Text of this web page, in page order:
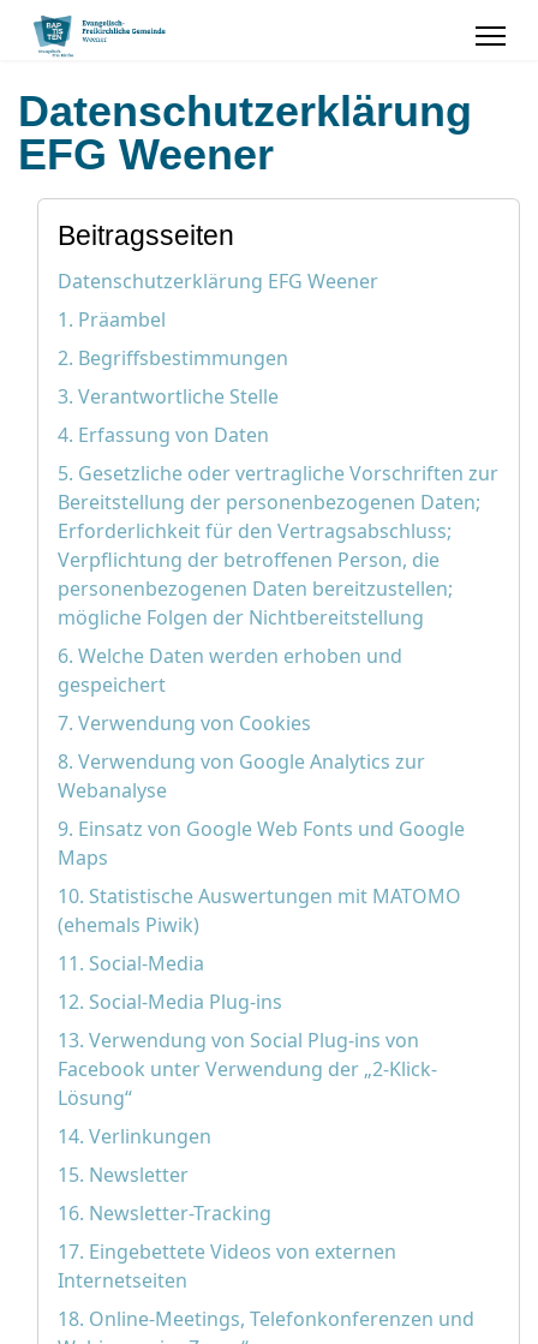
Datenschutzerklärung
EFG Weener
Beitragsseiten
Datenschutzerklärung EFG Weener
1. Präambel
2. Begriffsbestimmungen
3. Verantwortliche Stelle
4. Erfassung von Daten
5. Gesetzliche oder vertragliche Vorschriften zur
Bereitstellung der personenbezogenen Daten;
Erforderlichkeit für den Vertragsabschluss;
Verpflichtung der betroffenen Person, die
personenbezogenen Daten bereitzustellen;
mögliche Folgen der Nichtbereitstellung
6. Welche Daten werden erhoben und
gespeichert
7. Verwendung von Cookies
8. Verwendung von Google Analytics zur
Webanalyse
9. Einsatz von Google Web Fonts und Google
Maps
10. Statistische Auswertungen mit MATOMO
(ehemals Piwik)
11. Social-Media
12. Social-Media Plug-ins
13. Verwendung von Social Plug-ins von
Facebook unter Verwendung der „2-Klick-
Lösung“
14. Verlinkungen
15. Newsletter
16. Newsletter-Tracking
17. Eingebettete Videos von externen
Internetseiten
18. Online-Meetings, Telefonkonferenzen und